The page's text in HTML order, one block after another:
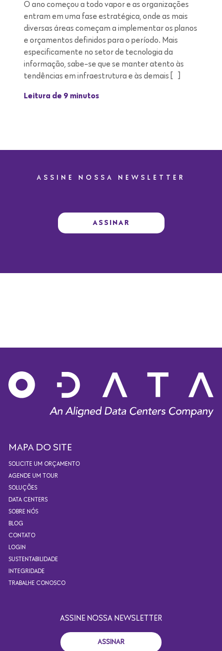
O ano começou a todo vapor e as organizações
entram em uma fase estratégica, onde as mais
diversas áreas começam a implementar os planos
e orçamentos definidos para o período. Mais
especificamente no setor de tecnologia da
informação, sabe-se que se manter atento às
tendências em infraestrutura e às demais […]
Leitura de 9 minutos
ASSINE NOSSA NEWSLETTER
ASSINAR
MAPA DO SITE
SOLICITE UM ORÇAMENTO
AGENDE UM TOUR
SOLUÇÕES
DATA CENTERS
SOBRE NÓS
BLOG
CONTATO
LOGIN
SUSTENTABILIDADE
INTEGRIDADE
TRABALHE CONOSCO
ASSINE NOSSA NEWSLETTER
ASSINAR